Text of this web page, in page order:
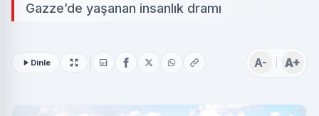
Gazze’de yaşanan insanlık dramı
Dinle A- A+